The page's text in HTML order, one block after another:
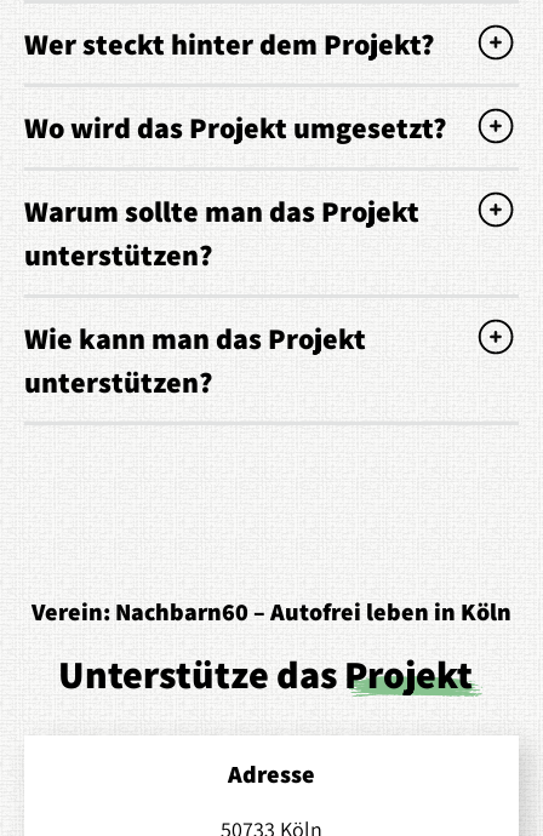
Wer steckt hinter dem Projekt?
Wo wird das Projekt umgesetzt?
Warum sollte man das Projekt
unterstützen?
Wie kann man das Projekt
unterstützen?
Verein: Nachbarn60 – Autofrei leben in Köln
Unterstütze dasProjekt
Adresse
50733 Köln